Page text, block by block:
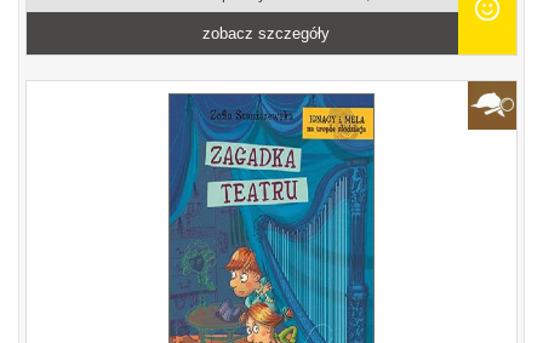
zobacz szczegóły